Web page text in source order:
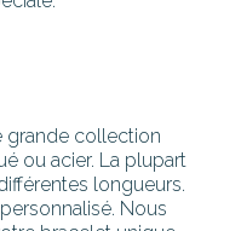
grande collection
ou acier. La plupart
longueurs.
Nous